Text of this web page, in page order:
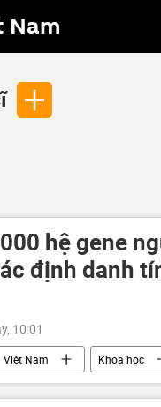
Nam
hệ gene
định danh
10:01
Việt Nam Khoa học
sĩ
Khoa học và